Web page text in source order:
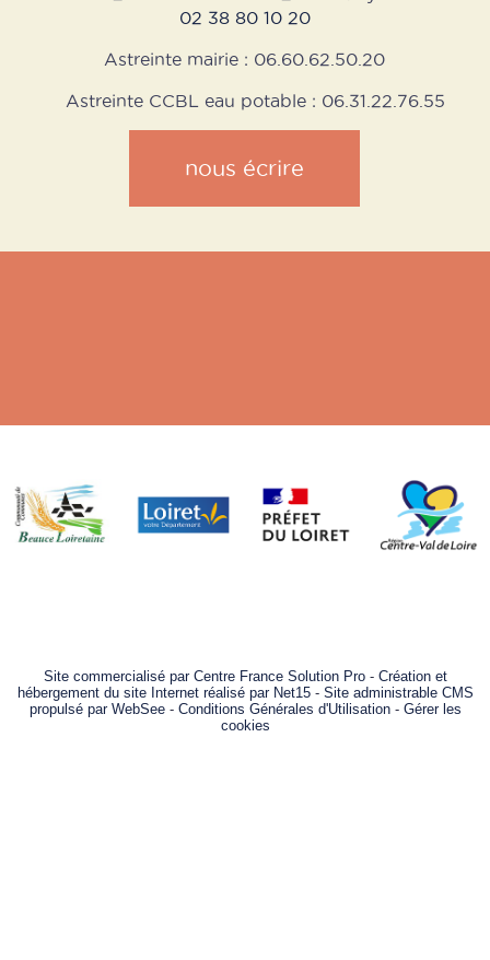
02 38 80 10 20
Astreinte mairie : 06.60.62.50.20
Astreinte CCBL eau potable : 06.31.22.76.55
nous écrire
Site commercialisé par Centre France Solution Pro- Création et
hébergement du site Internet réalisé par Net15- Site administrable CMS
propulsé par WebSee- Conditions Générales d'Utilisation- Gérer les
cookies